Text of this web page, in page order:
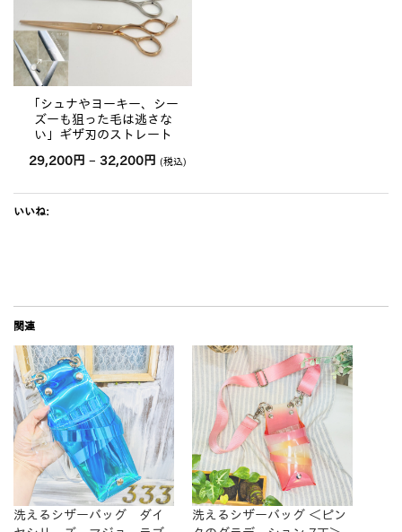
「シュナやヨーキー、シー
ズーも狙った毛は逃さな
い」ギザ刃のストレート
29,200 円 –32,200 円 価
格
29,200
(税込)
いいね:
関連
洗えるシザーバッグ ダイ
洗えるシザーバッグ ＜ピン